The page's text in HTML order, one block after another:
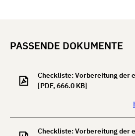
PASSENDE DOKUMENTE
Checkliste: Vorbereitung der
[PDF, 666.0 KB]
Checkliste: Vorbereitung der